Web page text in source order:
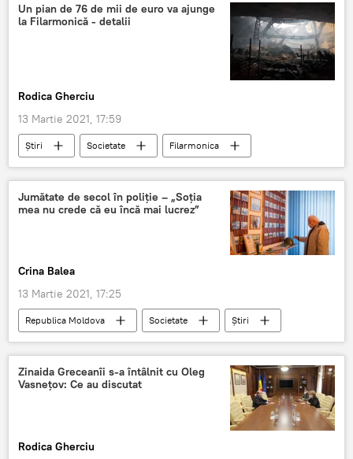
Un pian de 76 de mii de euro va ajunge
la Filarmonică - detalii
Rodica Gherciu
13 Martie 2021, 17:59
Știri Societate
Filarmonica
Incediu
pian muzică de pian
Jumătate de secol în poliție – „Soția
mea nu crede că eu încă mai lucrez”
Crina Balea
13 Martie 2021, 17:25
Republica Moldova Societate
Știri
Polițist
Dubăsari poliție
Zinaida Greceanîi s-a întâlnit cu Oleg
Vasnețov: Ce au discutat
Rodica Gherciu